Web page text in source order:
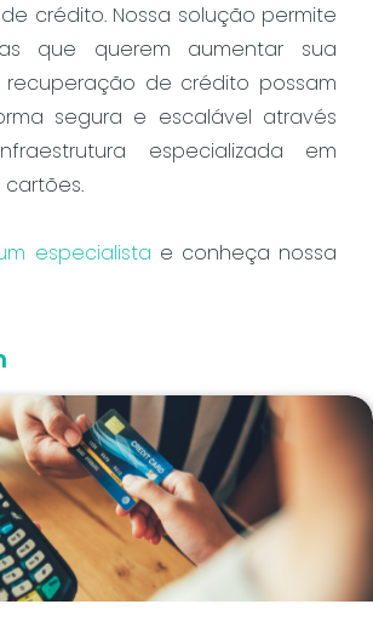
crédito. Nossa solução permite
que querem aumentar sua
de crédito possam
segura e escalável através
especializada em
especialista e conheça nossa